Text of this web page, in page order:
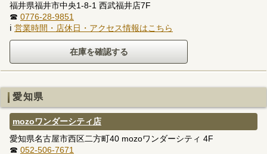
福井県福井市中央1-8-1 西武福井店7F
☎ 0776-28-9851
ℹ 営業時間・店休日・アクセス情報はこちら
愛知県
mozoワンダーシティ店
愛知県名古屋市西区二方町40 mozoワンダーシティ 4F
☎ 052-506-7671